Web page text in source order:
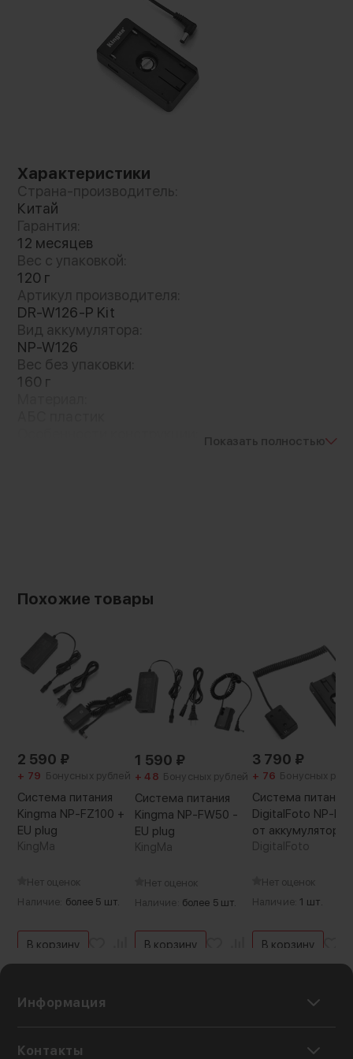
Характеристики
Страна-производитель:
Китай
Гарантия:
12 месяцев
Вес с упаковкой:
120 г
Артикул производителя:
DR-W126-P Kit
Вид аккумулятора:
NP-W126
Вес без упаковки:
160 г
500 мм
Показать полностью
Похожие товары
2 590 ₽
+ 79 Бонусных рублей
Система питания
Kingma NP-FZ100 +
EU plug
KingMa
Нет оценок
Наличие: более 5 шт.
В корзину
1 590 ₽
+ 48 Бонусных рублей
Система питания
Kingma NP-FW50 -
EU plug
KingMa
Нет оценок
Наличие: более 5 шт.
В корзину
3 790 ₽
+ 76 Бонусных
Система питания
DigitalFoto NP-
от аккумулятора
NP-F970
DigitalFoto
Нет оценок
Наличие: 1 шт.
В корзину
Информация
Контакты